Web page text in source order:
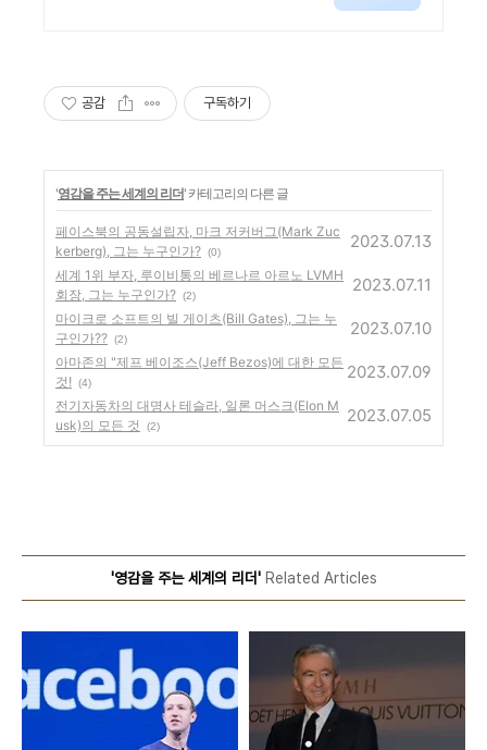
공감 구독하기
'영감을 주는 세계의 리더' 카테고리의 다른 글
페이스북의 공동설립자, 마크 저커버그(Mark Zuc
kerberg), 그는 누구인가? (0)
2023.07.13
세계 1위 부자, 루이비통의 베르나르 아르노 LVMH
회장, 그는 누구인가? (2)
2023.07.11
마이크로 소프트의 빌 게이츠(Bill Gates), 그는 누
구인가?? (2)
2023.07.10
아마존의 "제프 베이조스(Jeff Bezos)에 대한 모든
것! (4)
2023.07.09
전기자동차의 대명사 테슬라, 일론 머스크(Elon M
usk)의 모든 것
(2)
2023.07.05
'영감을 주는 세계의 리더'Related Articles